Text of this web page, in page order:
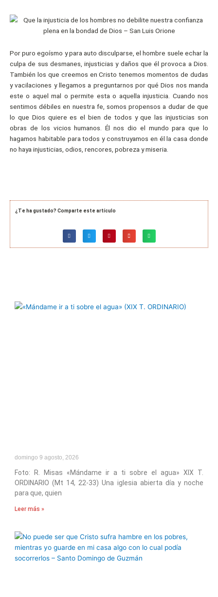
Por puro egoísmo y para auto disculparse, el hombre suele echar la
culpa de sus desmanes, injusticias y daños que él provoca a Dios.
También los que creemos en Cristo tenemos momentos de dudas
y vacilaciones y llegamos a preguntarnos por qué Dios nos manda
este o aquel mal o permite esta o aquella injusticia. Cuando nos
sentimos débiles en nuestra fe, somos propensos a dudar de que
lo que Dios quiere es el bien de todos y que las injusticias son
obras de los vicios humanos. Él nos dio el mundo para que lo
hagamos habitable para todos y construyamos en él la casa donde
no haya injusticias, odios, rencores, pobreza y miseria.
¿Te ha gustado? Comparte este artículo
domingo 9 agosto, 2026
Foto: R. Misas «Mándame ir a ti sobre el agua» XIX T.
ORDINARIO (Mt 14, 22-33) Una iglesia abierta día y noche
para que, quien
Leer más »
PáginaPáginaPáginaPáginaPágina